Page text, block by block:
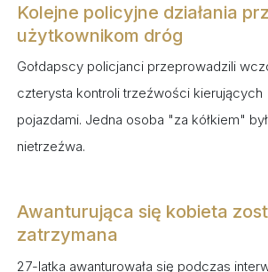
Kolejne policyjne działania
użytkownikom dróg
Gołdapscy policjanci przeprowadzili
czterysta kontroli trzeźwości kierujących
pojazdami. Jedna osoba "za kółkiem"
nietrzeźwa.
Awanturująca się kobieta
zatrzymana
27-latka awanturowała się podczas